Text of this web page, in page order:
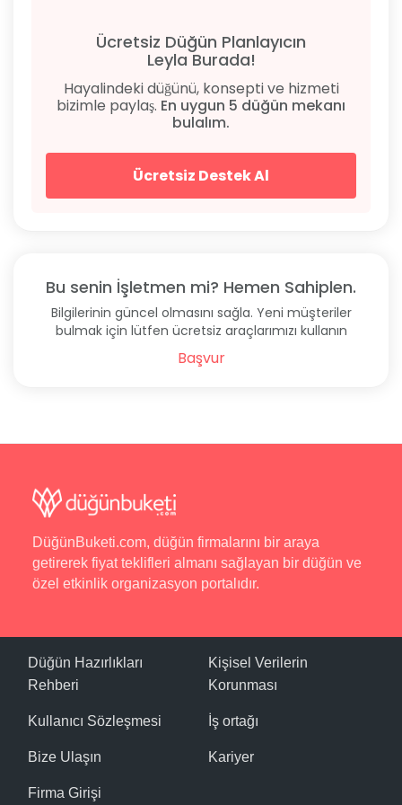
Ücretsiz Düğün Planlayıcın
Leyla Burada!
Hayalindeki düğünü, konsepti ve hizmeti
bizimle paylaş. En uygun 5 düğün mekanı
bulalım.
Ücretsiz Destek Al
Bu senin İşletmen mi? Hemen Sahiplen.
Bilgilerinin güncel olmasını sağla. Yeni müşteriler
bulmak için lütfen ücretsiz araçlarımızı kullanın
Başvur
DüğünBuketi.com, düğün firmalarını bir araya
getirerek fiyat teklifleri almanı sağlayan bir düğün ve
özel etkinlik organizasyon portalıdır.
Düğün Hazırlıkları
Rehberi
Kullanıcı Sözleşmesi
Bize Ulaşın
Firma Girişi
Kişisel Verilerin
Korunması
İş ortağı
Kariyer